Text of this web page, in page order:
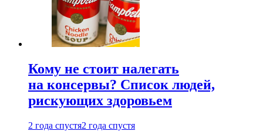
Кому не стоит налегать
на консервы? Список людей,
рискующих здоровьем
2 года спустя2 года спустя